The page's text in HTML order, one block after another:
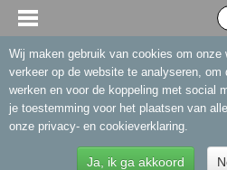
Wij maken gebruik van cookies om
verkeer op de website te analyseren, om
werken en voor de koppeling met social
je toestemming voor het plaatsen van
onze privacy- en cookieverklaring.
Ja, ik ga akkoord